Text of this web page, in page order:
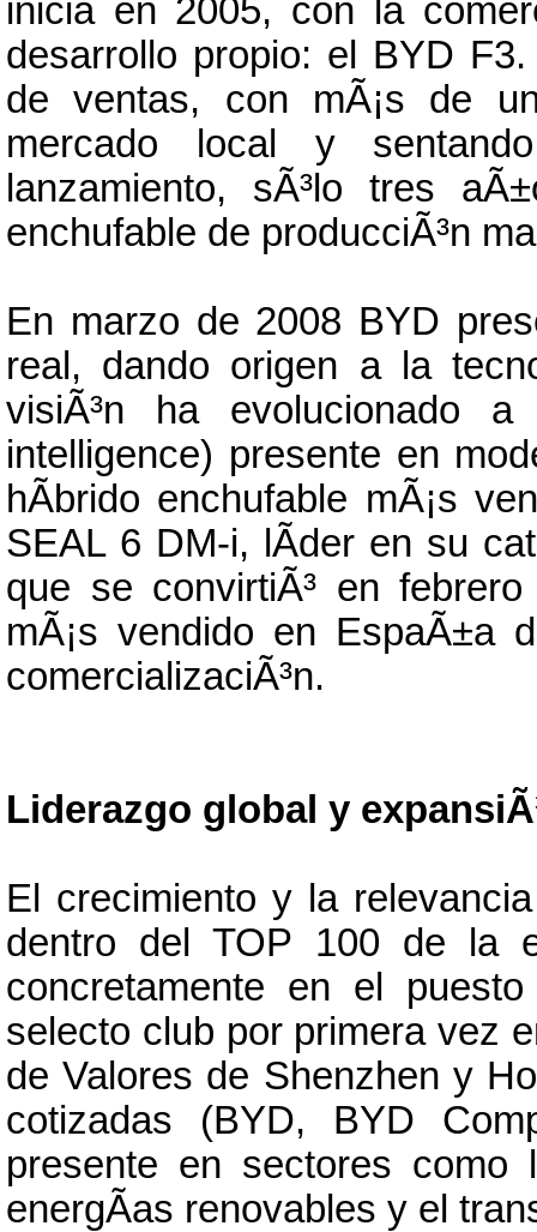
inicia en 2005, con la
desarrollo propio: el BYD
de ventas, con mÃ¡s de
mercado local y
lanzamiento, sÃ³lo tres
enchufable de producciÃ³n
En marzo de 2008 BYD
real, dando origen a la
visiÃ³n ha evolucionado
intelligence) presente en
hÃ­brido enchufable mÃ¡s
SEAL 6 DM-i, lÃ­der en su
que se convirtiÃ³ en
mÃ¡s vendido en EspaÃ±a
comercializaciÃ³n.
Liderazgo global y
El crecimiento y la
dentro del TOP 100 de la
concretamente en el
selecto club por primera vez
de Valores de Shenzhen y
cotizadas (BYD, BYD
presente en sectores como
energÃ­as renovables y el